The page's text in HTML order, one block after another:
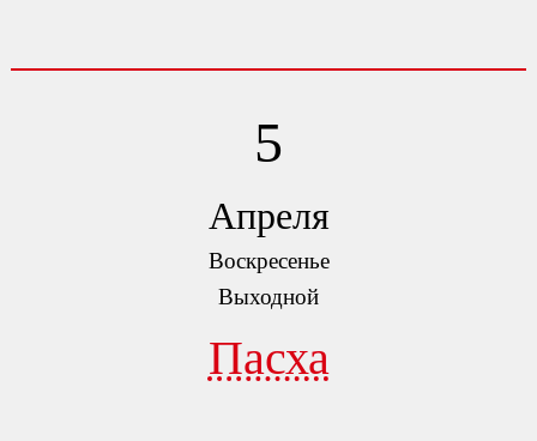
5
Апреля
Воскресенье
Выходной
Пасха